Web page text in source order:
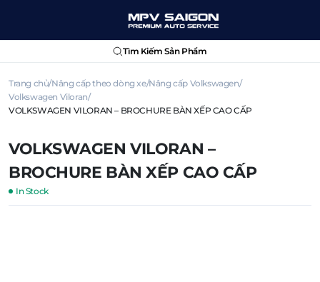
Tìm Kiếm Sản Phẩm
Trang chủ Nâng cấp theo dòng xe Nâng cấp Volkswagen
Volkswagen Viloran
VOLKSWAGEN VILORAN – BROCHURE BÀN XẾP CAO CẤP
VOLKSWAGEN VILORAN –
BROCHURE BÀN XẾP CAO CẤP
In Stock